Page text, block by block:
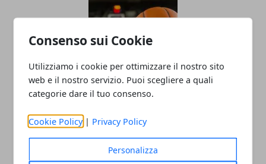
Consenso sui Cookie
Utilizziamo i cookie per ottimizzare il nostro sito
web e il nostro servizio. Puoi scegliere a quali
categorie dare il tuo consenso.
Cookie Policy | Privacy Policy
Personalizza
L'importanza della manutenzione per
un campo sportivo
25/09/2019